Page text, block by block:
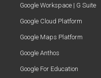
Google Workspace | G Suite
Google Cloud Platform
Google Maps Platform
Google Anthos
Google For Education